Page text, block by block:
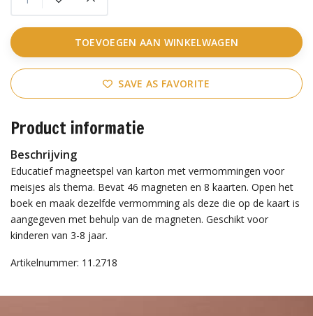
TOEVOEGEN AAN WINKELWAGEN
SAVE AS FAVORITE
Product informatie
Beschrijving
Educatief magneetspel van karton met vermommingen voor
meisjes als thema. Bevat 46 magneten en 8 kaarten. Open het
boek en maak dezelfde vermomming als deze die op de kaart is
aangegeven met behulp van de magneten. Geschikt voor
kinderen van 3-8 jaar.
Artikelnummer: 11.2718